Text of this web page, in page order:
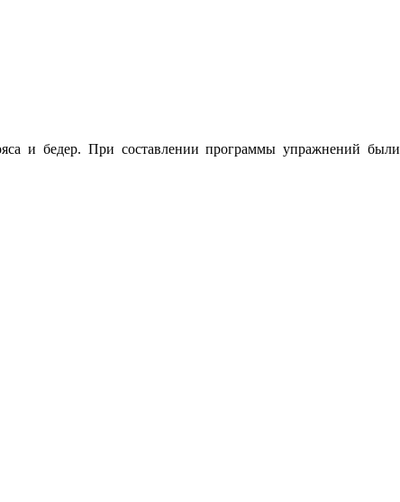
и бедер. При составлении программы упражнений были